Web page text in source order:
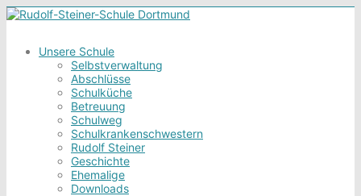
Unsere Schule
Selbstverwaltung
Abschlüsse
Schulküche
Betreuung
Schulweg
Schulkrankenschwestern
Rudolf Steiner
Geschichte
Ehemalige
Downloads